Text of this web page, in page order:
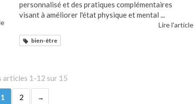
personnalisé et des pratiques complémentaires
visant à améliorer l'état physique et mental ...
Lire l'article
bien-être
articles 1-12 sur 15
1 2